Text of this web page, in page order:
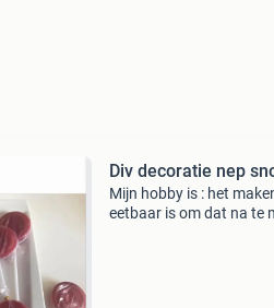
Div decoratie nep
Mijn hobby is : het
eetbaar is om dat na te